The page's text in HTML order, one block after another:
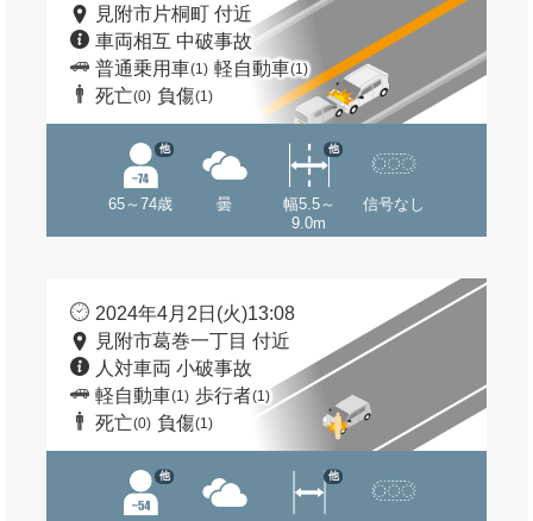
見附市片桐町 付近
車両相互 中破事故
普通乗用車(1) 軽自動車(1)
死亡(0) 負傷(1)
65～74歳
他
曇
幅5.5～
9.0m
他
信号なし
2024年4月2日(火)13:08
見附市葛巻一丁目 付近
人対車両 小破事故
軽自動車(1) 歩行者(1)
死亡(0) 負傷(1)
他 他